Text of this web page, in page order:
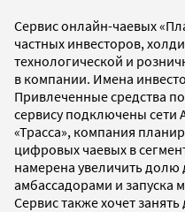
Сервис онлайн-чаевых
частных инвесторов,
технологической и
в компании. Имена
Привлеченные средства
сервису подключены сети
«Трасса», компания
цифровых чаевых в
намерена увеличить долю
амбассадорами и запуска
Сервис также хочет